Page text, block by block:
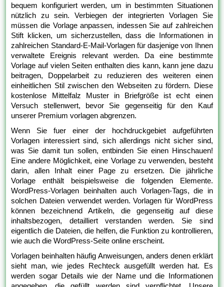
bequem konfiguriert werden, um in bestimmten Situationen
nützlich zu sein. Verbiegen der integrierten Vorlagen Sie
müssen die Vorlage anpassen, indessen Sie auf zahlreichen
Stift klicken, um sicherzustellen, dass die Informationen in
zahlreichen Standard-E-Mail-Vorlagen für dasjenige von Ihnen
verwaltete Ereignis relevant werden. Da eine bestimmte
Vorlage auf vielen Seiten enthalten dies kann, kann jene dazu
beitragen, Doppelarbeit zu reduzieren des weiteren einen
einheitlichen Stil zwischen den Webseiten zu fördern. Diese
kostenlose Mittelfalz Muster in Briefgröße ist echt einen
Versuch stellenwert, bevor Sie gegenseitig für den Kauf
unserer Premium vorlagen abgrenzen.
Wenn Sie fuer einer der hochdruckgebiet aufgeführten
Vorlagen interessiert sind, sich allerdings nicht sicher sind,
was Sie damit tun sollen, entbinden Sie einen Hinschauen!
Eine andere Möglichkeit, eine Vorlage zu verwenden, besteht
darin, allen Inhalt einer Page zu ersetzen. Die jährliche
Vorlage enthält beispielsweise die folgenden Elemente.
WordPress-Vorlagen beinhalten auch Vorlagen-Tags, die in
solchen Dateien verwendet werden. Vorlagen für WordPress
können bezeichnend Artikeln, die gegenseitig auf diese
inhaltsbezogen, detailliert verstanden werden. Sie sind
eigentlich die Dateien, die helfen, die Funktion zu kontrollieren,
wie auch die WordPress-Seite online erscheint.
Vorlagen beinhalten häufig Anweisungen, anders denen erklärt
sieht man, wie jedes Rechteck ausgefüllt werden hat. Es
werden sogar Details wie der Name und die Informationen